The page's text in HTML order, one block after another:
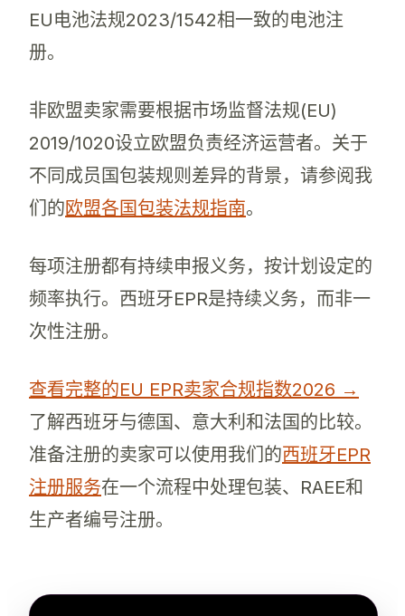
EU电池法规2023/1542相一致的电池注
册。
非欧盟卖家需要根据市场监督法规(EU)
2019/1020设立欧盟负责经济运营者。关于
不同成员国包装规则差异的背景，请参阅我
们的欧盟各国包装法规指南。
每项注册都有持续申报义务，按计划设定的
频率执行。西班牙EPR是持续义务，而非一
次性注册。
查看完整的EU EPR卖家合规指数2026 →
了解西班牙与德国、意大利和法国的比较。
准备注册的卖家可以使用我们的西班牙EPR
注册服务在一个流程中处理包装、RAEE和
生产者编号注册。